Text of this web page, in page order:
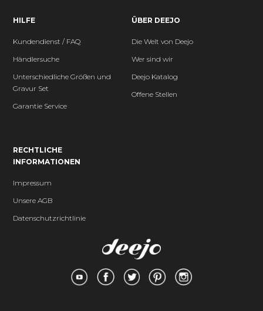
HILFE
Kundendienst / FAQ
Händlersuche
Unterschiedliche Größen und
Gravur Set
Garantie Service
ÜBER DEEJO
Die Welt von Deejo
Wer sind wir
Deejo Katalog
Offene Stellen
RECHTLICHE
INFORMATIONEN
Impressum
Unsere AGB
Datenschutzrichtlinie